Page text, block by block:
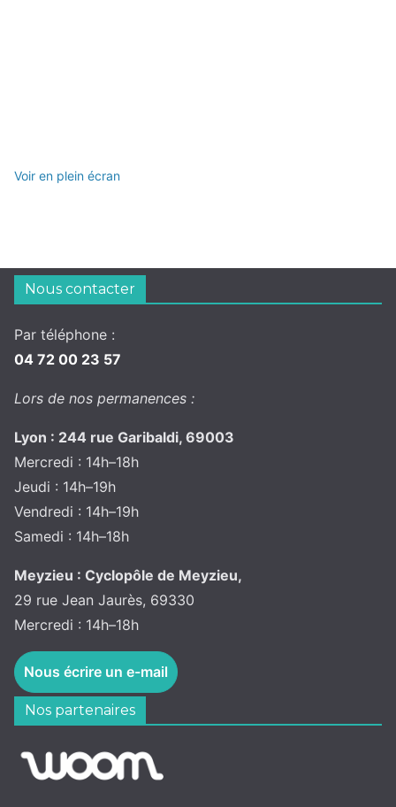
Voir en plein écran
Nous contacter
Par téléphone :
04 72 00 23 57
Lors de nos permanences :
Lyon : 244 rue Garibaldi, 69003
Mercredi : 14h–18h
Jeudi : 14h–19h
Vendredi : 14h–19h
Samedi : 14h–18h
Meyzieu : Cyclopôle de Meyzieu,
29 rue Jean Jaurès, 69330
Mercredi : 14h–18h
Nous écrire un e-mail
Nos partenaires